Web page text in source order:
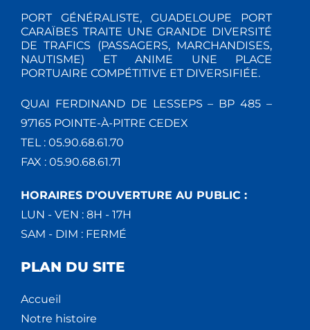
PORT GÉNÉRALISTE, GUADELOUPE PORT
CARAÏBES TRAITE UNE GRANDE DIVERSITÉ
DE TRAFICS (PASSAGERS, MARCHANDISES,
NAUTISME) ET ANIME UNE PLACE
PORTUAIRE COMPÉTITIVE ET DIVERSIFIÉE.
QUAI FERDINAND DE LESSEPS – BP 485 –
97165 POINTE-À-PITRE CEDEX
TEL : 05.90.68.61.70
FAX : 05.90.68.61.71
HORAIRES D'OUVERTURE AU PUBLIC :
LUN - VEN : 8H - 17H
SAM - DIM : FERMÉ
PLAN DU SITE
Accueil
Notre histoire